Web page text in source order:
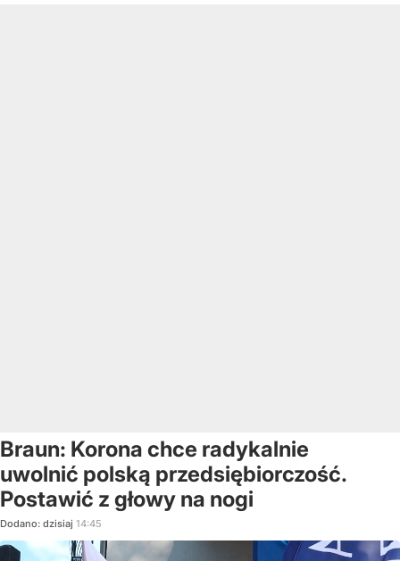
Braun: Korona chce radykalnie
uwolnić polską przedsiębiorczość.
Postawić z głowy na nogi
Dodano: dzisiaj 14:45